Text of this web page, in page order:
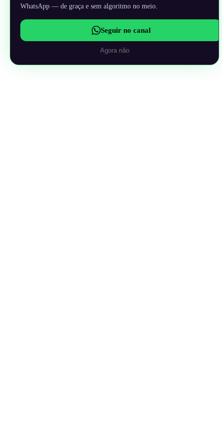
WhatsApp — de graça e sem algoritmo no meio.
Seguir no canal
Agora não